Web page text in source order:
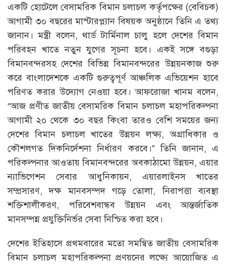
একটি হোটেলে বেসামরিক বিমান চলাচল কর্তৃপক্ষের (বেবিচক)
আগামী ৩০ বছরের মাস্টারপ্ল্যান বিষয়ক অনুষ্ঠানে তিনি এ তথ্য
জানান। মন্ত্রী বলেন, থার্ড টার্মিনাল চালু হলে দেশের বিমান
পরিবহন খাতে নতুন যুগের সূচনা হবে। একই সঙ্গে বগুড়া
বিমানবন্দরসহ দেশের বিভিন্ন বিমানবন্দরের উন্নয়নকাজ শুরু
করে বাংলাদেশকে একটি গুরুত্বপূর্ণ আঞ্চলিক এভিয়েশন হাবে
পরিণত করার উদ্যোগ নেওয়া হবে। আফরোজা খানম বলেন,
“আজ প্রণীত জাতীয় বেসামরিক বিমান চলাচল মহাপরিকল্পনা
আগামী ২০ থেকে ৩০ বছর কিংবা তারও বেশি সময়ের জন্য
দেশের বিমান চলাচল খাতের উন্নয়ন লক্ষ্য, অগ্রাধিকার ও
কৌশলগত দিকনির্দেশনা নির্ধারণ করবে।” তিনি জানান, এ
পরিকল্পনার আওতায় বিমানবন্দরের অবকাঠামো উন্নয়ন, এয়ার
ন্যাভিগেশন সেবার আধুনিকায়ন, এয়ারলাইনস খাতের
সম্প্রসারণ, দক্ষ মানবসম্পদ গড়ে তোলা, নিরাপত্তা ব্যবস্থা
শক্তিশালীকরণ, পরিবেশবান্ধব উন্নয়ন এবং আন্তর্জাতিক
মানসম্পন্ন প্রযুক্তিনির্ভর সেবা নিশ্চিত করা হবে।
দেশের ইতিহাসে প্রথমবারের মতো সমন্বিত জাতীয় বেসামরিক
বিমান চলাচল মহাপরিকল্পনা প্রণয়নের লক্ষ্যে আয়োজিত এ